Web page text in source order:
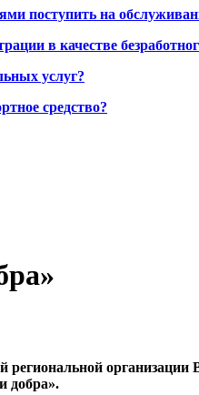
поступить на
в качестве
услуг?
средство?
региональной
добра».